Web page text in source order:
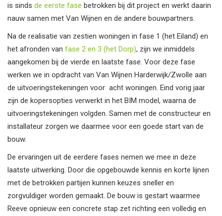
is sinds de eerste fase betrokken bij dit project en werkt daarin
nauw samen met Van Wijnen en de andere bouwpartners.
Na de realisatie van zestien woningen in fase 1 (het Eiland) en
het afronden van fase 2 en 3 (het Dorp), zijn we inmiddels
aangekomen bij de vierde en laatste fase. Voor deze fase
werken we in opdracht van Van Wijnen Harderwijk/Zwolle aan
de uitvoeringstekeningen voor acht woningen. Eind vorig jaar
zijn de kopersopties verwerkt in het BIM model, waarna de
uitvoeringstekeningen volgden. Samen met de constructeur en
installateur zorgen we daarmee voor een goede start van de
bouw.
De ervaringen uit de eerdere fases nemen we mee in deze
laatste uitwerking. Door die opgebouwde kennis en korte lijnen
met de betrokken partijen kunnen keuzes sneller en
zorgvuldiger worden gemaakt. De bouw is gestart waarmee
Reeve opnieuw een concrete stap zet richting een volledig en